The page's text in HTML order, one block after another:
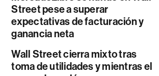
Street pese a superar
expectativas de facturación y
ganancia neta
Wall Street cierra mixto tras
toma de utilidades y mientras el